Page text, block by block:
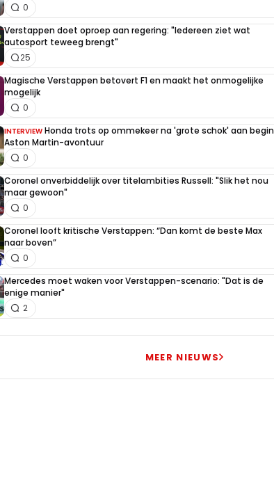
0
Verstappen doet oproep aan regering: "Iedereen ziet wat
autosport teweeg brengt"
25
Magische Verstappen betovert F1 en maakt het onmogelijke
mogelijk
0
INTERVIEW Honda trots op ommekeer na 'grote schok' aan begin
Aston Martin-avontuur
0
Coronel onverbiddelijk over titelambities Russell: "Slik het nou
maar gewoon"
0
Coronel looft kritische Verstappen: “Dan komt de beste Max
naar boven”
0
Mercedes moet waken voor Verstappen-scenario: "Dat is de
enige manier"
2
MEER NIEUWS